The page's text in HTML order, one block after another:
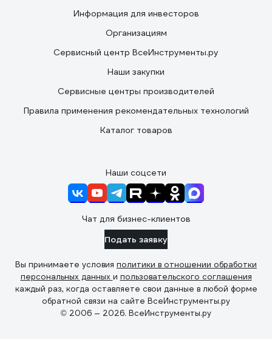
Информация для инвесторов
Организациям
Сервисный центр ВсеИнструменты.ру
Наши закупки
Сервисные центры производителей
Правила применения рекомендательных технологий
Каталог товаров
Наши соцсети
Чат для бизнес-клиентов
Подать заявку
Вы принимаете условия политики в отношении обработки
персональных данных и пользовательского соглашения
каждый раз, когда оставляете свои данные в любой форме
обратной связи на сайте ВсеИнструменты.ру
© 2006 — 2026. ВсеИнструменты.ру